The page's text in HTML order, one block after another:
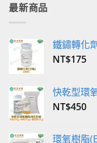
最新商品
鐵鏽轉化
NT$175
快乾型環
NT$450
環氧樹脂